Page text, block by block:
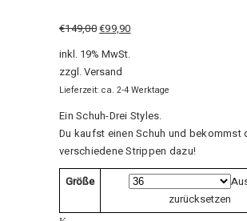
€149,00€99,90
inkl. 19% MwSt.
zzgl.Versand
Lieferzeit: ca. 2-4 Werktage
Ein Schuh-Drei Styles.
Du kaufst einen Schuh und bekommst
verschiedene Strippen dazu!
Größe
zurücksetzen